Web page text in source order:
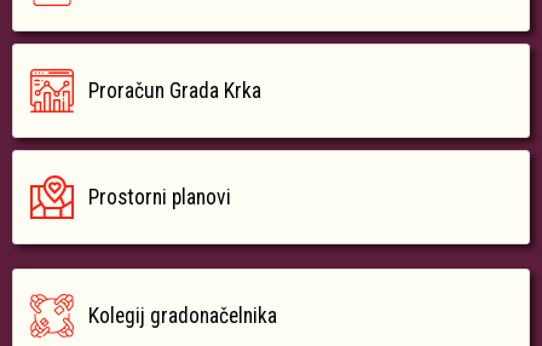
Proračun Grada Krka
Prostorni planovi
Kolegij gradonačelnika